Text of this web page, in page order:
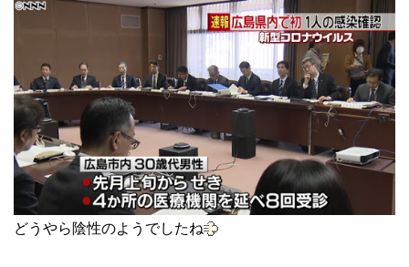
どうやら陰性のようでしたね